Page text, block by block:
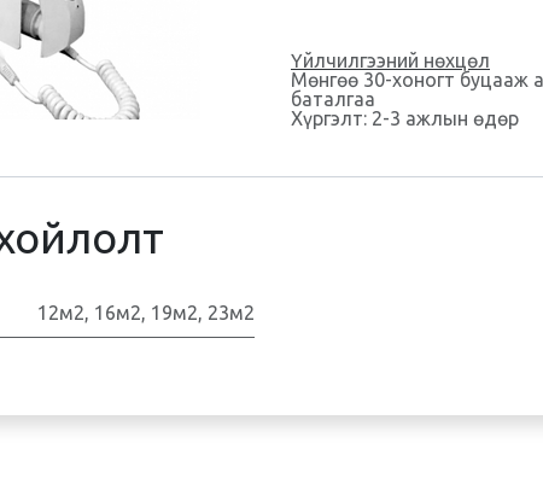
Үйлчилгээний нөхцөл
Мөнгөө 30-хоногт буцааж
баталгаа
Хүргэлт: 2-3 ажлын өдөр
12м2, 16м2, 19м2, 23м2